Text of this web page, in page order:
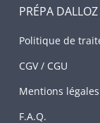
PRÉPA DALLOZ
Politique de
CGV / CGU
Mentions légales
F.A.Q.